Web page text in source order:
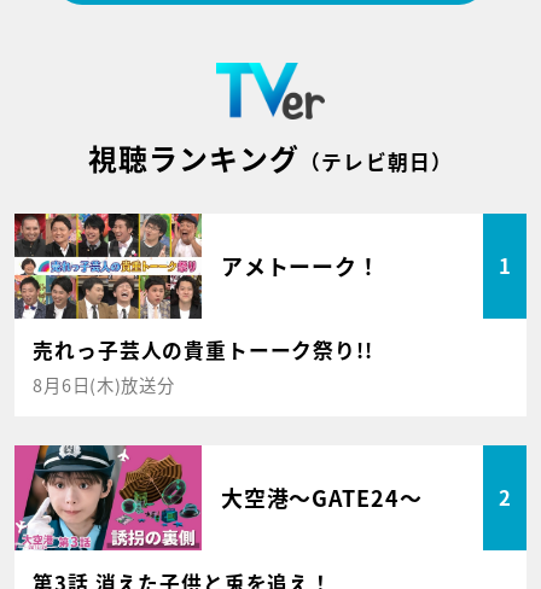
視聴ランキング （テレビ朝日）
アメトーーク！ 1
売れっ子芸人の貴重トーーク祭り!!
8月6日(木)放送分
大空港～GATE24～ 2
第3話 消えた子供と兎を追え！